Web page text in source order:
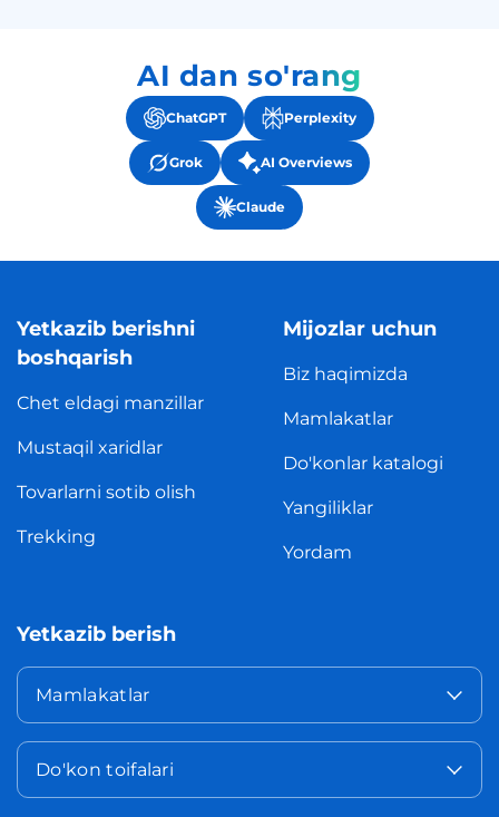
AI dan so'rang
ChatGPT Perplexity
Grok AI Overviews
Claude
Yetkazib berishni
boshqarish
Chet eldagi manzillar
Mustaqil xaridlar
Tovarlarni sotib olish
Trekking
Mijozlar uchun
Biz haqimizda
Mamlakatlar
Do'konlar katalogi
Yangiliklar
Yordam
Yetkazib berish
Mamlakatlar
Do'kon toifalari